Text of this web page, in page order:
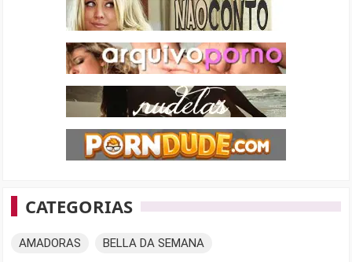
CATEGORIAS
AMADORAS BELLA DA SEMANA